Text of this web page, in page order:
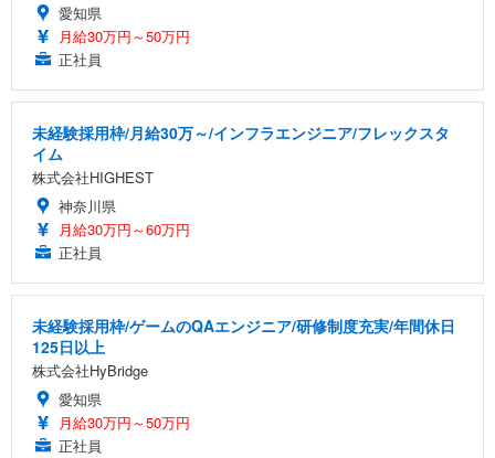
愛知県
月給30万円～50万円
正社員
未経験採用枠/月給30万～/インフラエンジニア/フレックスタ
イム
株式会社HIGHEST
神奈川県
月給30万円～60万円
正社員
未経験採用枠/ゲームのQAエンジニア/研修制度充実/年間休日
125日以上
株式会社HyBridge
愛知県
月給30万円～50万円
正社員